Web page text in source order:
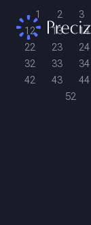
1 2 3
12
13 14
22
23 24
32
33 34
42
43 44
52